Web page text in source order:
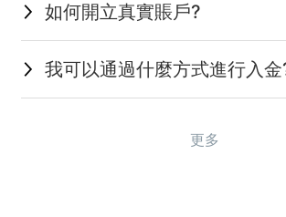
如何開立真實賬戶?
我可以通過什麼方式進行入金
更多